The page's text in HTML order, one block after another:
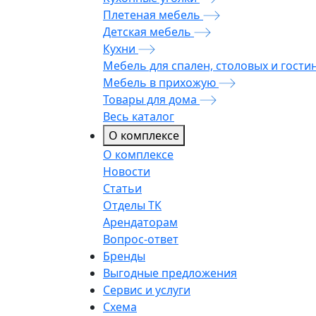
Плетеная мебель
Детская мебель
Кухни
Мебель для спален, столовых и
Мебель в прихожую
Товары для дома
Весь каталог
О комплексе
О комплексе
Новости
Статьи
Отделы ТК
Арендаторам
Вопрос-ответ
Бренды
Выгодные предложения
Сервис и услуги
Схема